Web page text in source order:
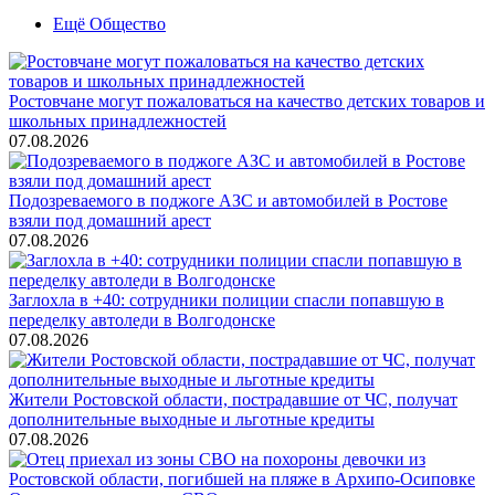
Ещё Общество
Ростовчане могут пожаловаться на качество детских товаров и
школьных принадлежностей
07.08.2026
Подозреваемого в поджоге АЗС и автомобилей в Ростове
взяли под домашний арест
07.08.2026
Заглохла в +40: сотрудники полиции спасли попавшую в
переделку автоледи в Волгодонске
07.08.2026
Жители Ростовской области, пострадавшие от ЧС, получат
дополнительные выходные и льготные кредиты
07.08.2026